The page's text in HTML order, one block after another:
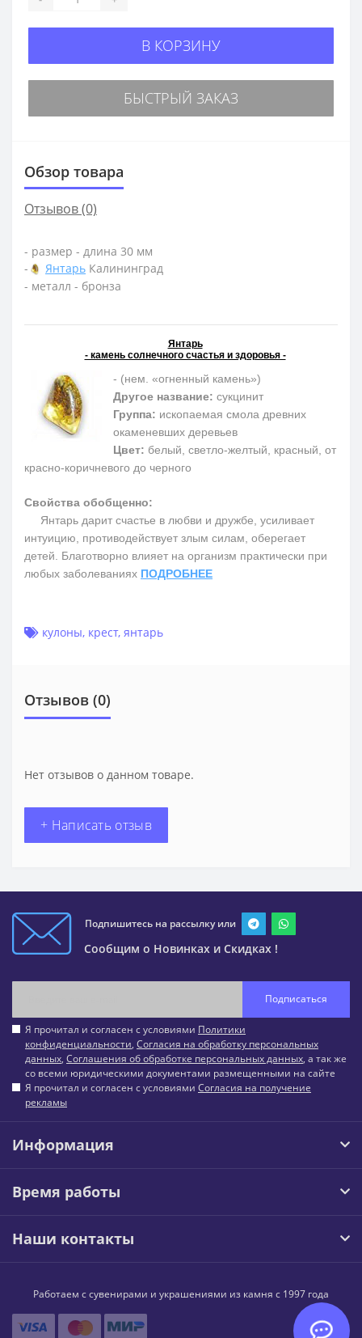
В КОРЗИНУ
БЫСТРЫЙ ЗАКАЗ
Обзор товара
Отзывов (0)
- размер - длина 30 мм
-
Янтарь Калининград
- металл - бронза
Янтарь
- камень солнечного счастья и здоровья -
- (нем. «огненный камень»)
Другое название: сукцинит
Группа: ископаемая смола древних
окаменевших деревьев
Цвет: белый, светло-желтый, красный, от
красно-коричневого до черного
Свойства обобщенно:
Янтарь дарит счастье в любви и дружбе, усиливает
интуицию, противодействует злым силам, оберегает
детей. Благотворно влияет на организм практически при
любых заболеваниях ПОДРОБНЕЕ
кулоны, крест, янтарь
Отзывов (0)
Нет отзывов о данном товаре.
+ Написать отзыв
Подпишитесь на рассылку или
Сообщим о Новинках и Скидках !
Подписаться
Я прочитал и согласен с условиями Политики
конфиденциальности, Согласия на обработку персональных
данных, Соглашения об обработке персональных данных, а так же
со всеми юридическими документами размещенными на сайте
Я прочитал и согласен с условиями Согласия на получение
рекламы
Информация
Время работы
Наши контакты
Работаем с сувенирами и украшениями из камня с 1997 года